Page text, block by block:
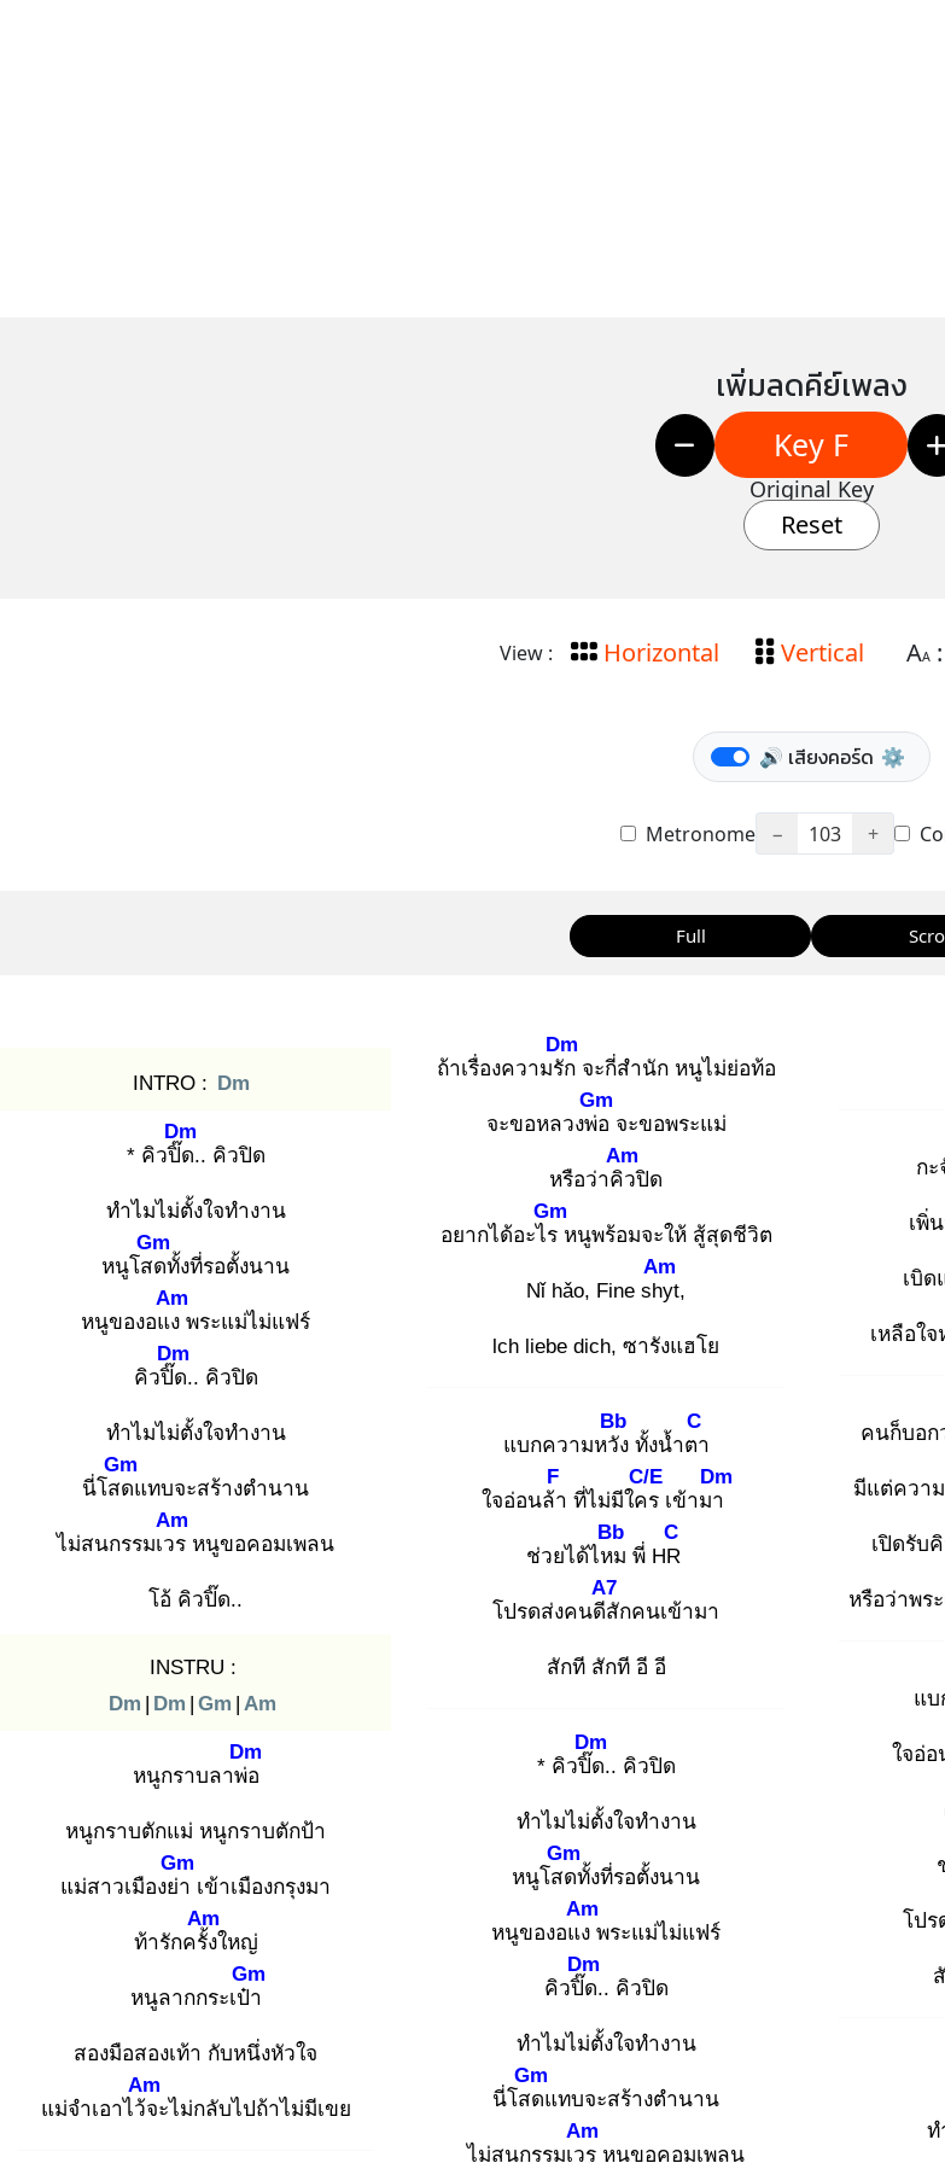
เพิ่มลดคีย์เพลง
Key F
Original Key
Reset
View : Horizontal Vertical AA:
🔊 เสียงคอร์ด ⚙️
Metronome − 103 +
Full
INTRO : Dm
* คิวปิ๊ด
Dm
.. คิวปิด
ทำไมไม่ตั้งใจทำงาน
หนูโสด
Gm
ทั้งที่รอตั้งนาน
หนูของอแง
Am
พระแม่ไม่แฟร์
คิวปิ๊ด
Dm
.. คิวปิด
ทำไมไม่ตั้งใจทำงาน
นี่โสด
Gm
แทบจะสร้างตำนาน
ไม่สนกรรมเวร
Am
หนูขอคอมเพลน
โอ้ คิวปิ๊ด..
INSTRU :
Dm | Dm | Gm | Am
หนูกราบลาพ่อ
Dm
หนูกราบตักแม่ หนูกราบตักป้า
แม่สาวเมืองย่า
Gm
เข้าเมืองกรุงมา
ท้ารักครั้ง
Am
ใหญ่
หนูลากกระเป๋า
Gm
สองมือสองเท้า กับหนึ่งหัวใจ
แม่จำเอาไว้จ
Am
ะไม่กลับไปถ้าไม่มีเขย
ถ้าเรื่องความรัก
Dm
จะกี่สำนัก หนูไม่ย่อท้อ
จะขอหลวงพ่อ
Gm
จะขอพระแม่
หรือว่าคิว
Am
ปิด
อยากได้อะไร
Gm
หนูพร้อมจะให้ สู้สุดชีวิต
Nǐ hǎo, Fine shy
Am
t,
lch liebe dich, ซารังแฮโย
แบกความหวัง
Bb
ทั้งน้ำตา
C
ใจอ่อนล้า
F
ที่ไม่มีใคร
C/E
เข้ามา
Dm
ช่วยได้ไหม
Bb
พี่ HR
C
โปรดส่งคนดีสั
A7
กคนเข้ามา
สักที สักที อี อี
* คิวปิ๊ด
Dm
.. คิวปิด
ทำไมไม่ตั้งใจทำงาน
หนูโสด
Gm
ทั้งที่รอตั้งนาน
หนูของอแง
Am
พระแม่ไม่แฟร์
คิวปิ๊ด
Dm
.. คิวปิด
ทำไมไม่ตั้งใจทำงาน
นี่โสด
Gm
แทบจะสร้างตำนาน
ไม่สนกรรมเวร
Am
หนูขอคอมเพลน
กะ
เพิ่
เบิด
เหลือใ
คนก็บอก
มีแต่ควา
เปิดรับ
หรือว่าพร
แบ
ใจอ่อ
โป
ท